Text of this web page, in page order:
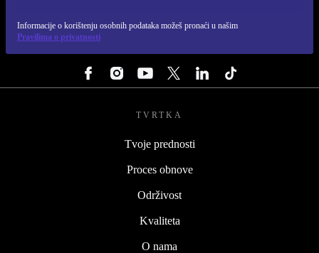
Informacije o korištenju osobnih podataka možeš pronaći u našim
Pravilima o privatnosti
TVRTKA
Tvoje prednosti
Proces obnove
Održivost
Kvaliteta
O nama